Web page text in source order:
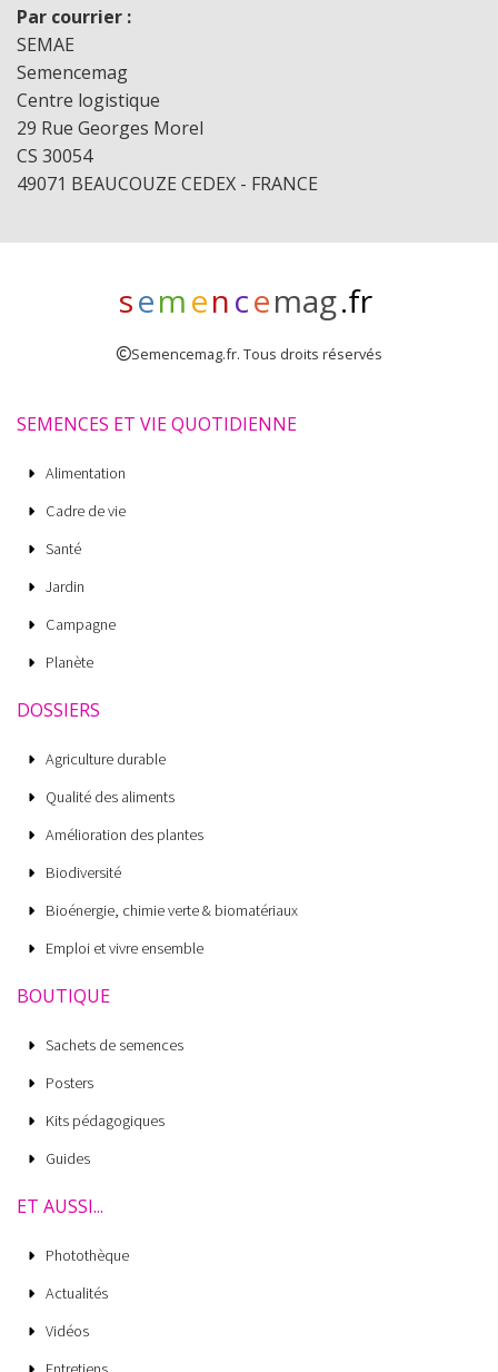
Par courrier :
SEMAE
Semencemag
Centre logistique
29 Rue Georges Morel
CS 30054
49071 BEAUCOUZE CEDEX - FRANCE
semencemag.fr
Semencemag.fr. Tous droits réservés
SEMENCES ET VIE QUOTIDIENNE
Alimentation
Cadre de vie
Santé
Jardin
Campagne
Planète
DOSSIERS
Agriculture durable
Qualité des aliments
Amélioration des plantes
Biodiversité
Bioénergie, chimie verte & biomatériaux
Emploi et vivre ensemble
BOUTIQUE
Sachets de semences
Posters
Kits pédagogiques
Guides
ET AUSSI...
Photothèque
Actualités
Vidéos